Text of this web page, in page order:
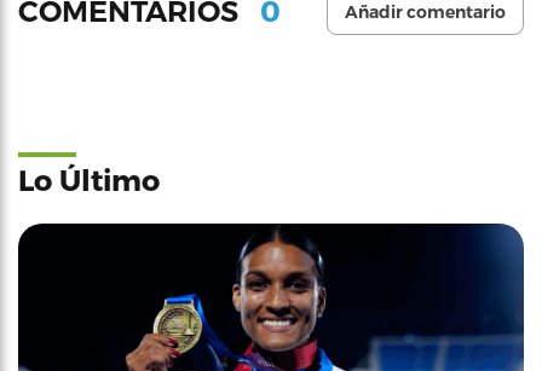
COMENTARIOS 0 Añadir comentario
Lo Último